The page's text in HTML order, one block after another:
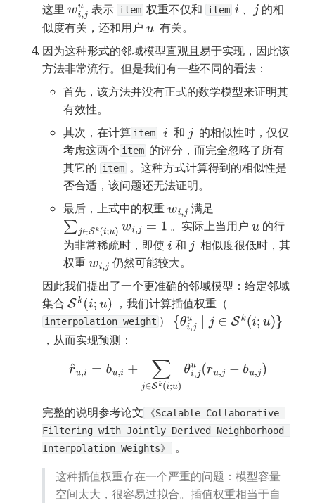
这里 wi,ju 表示 item 权重不仅和 item i 、 j 的相
似度有关，还和用户 u
  有关。
因为这种形式的邻域模型直观且易于实现，因此该
方法非常流行。但是我们有一些不同的看法：
首先，该方法并没有正式的数学模型来证明其
有效性。
其次，在计算 item i
  和
j
  的相似性时，仅仅
考虑这两个 item 的评分，而完全忽略了所有
其它的 item 。这种方式计算得到的相似性是
否合适，该问题还无法证明。
最后，上式中的权重 wi,j 满足
∑ ∈Sk(i;u)wi,j=1 。实际上当用户 u 的行
为非常稀疏时，即使 i 和 j
  相似度很低时，其
权重 wi,j 仍然可能较大。
因此我们提出了一个更准确的邻域模型：给定邻域
集合 Sk(i;u)
interpolation weight ） {θi,ju ∈ Sk (i;u)}
，从而实现预测：
r^ u,i =bu, +∑ ∈Sk (i )θi,ju(ru, −b u,j )
完整的说明参考论文
《Scalable Collaborative
Filtering with Jointly Derived Neighborhood
Interpolation Weights》
。
这种插值权重存在一个严重的问题：模型容量
空间太大，很容易过拟合。插值权重相当于自